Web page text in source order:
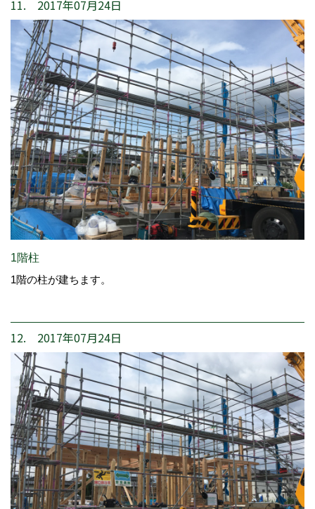
11. 2017年07月24日
1階柱
1階の柱が建ちます。
12. 2017年07月24日